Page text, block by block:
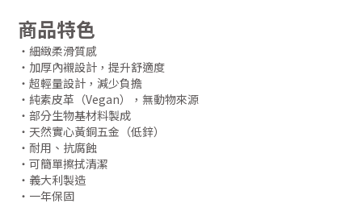
商品特色
・細緻柔滑質感
・加厚內襯設計，提升舒適度
・超輕量設計，減少負擔
・純素皮革（Vegan），無動物來源
・部分生物基材料製成
・天然實心黃銅五金（低鋅）
・耐用、抗腐蝕
・可簡單擦拭清潔
・義大利製造
・一年保固